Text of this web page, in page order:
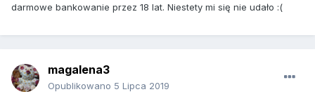
darmowe bankowanie przez 18 lat. Niestety mi się nie udało :(
magalena3
Opublikowano 5 Lipca 2019